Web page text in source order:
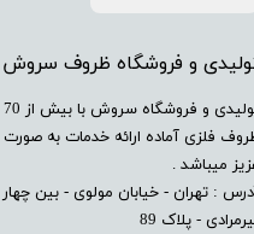
و فروشگاه ظروف سروش
فلزی آماده ارائه خدمات به
میباشد .
: تهران - خیابان مولوی - بین
- پلاک 89